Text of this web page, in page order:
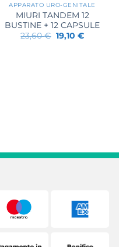
APPARATO URO-GENITALE
MIURI TANDEM 12
BUSTINE + 12 CAPSULE
23,60€ Il
prezzo
19,10 €Il